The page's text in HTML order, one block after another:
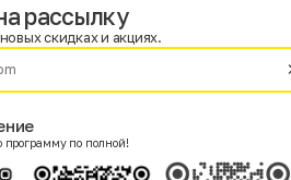
рассылку
скидках и акциях.
программу по полной!